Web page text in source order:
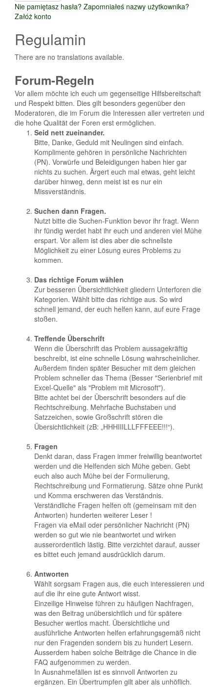
Nie pamiętasz hasła? Zapomniałeś nazwy użytkownika?
Załóż konto
Regulamin
There are no translations available.
Forum-Regeln
Vor allem möchte ich euch um gegenseitige Hilfsbereitschaft
und Respekt bitten. Dies gilt besonders gegenüber den
Moderatoren, die im Forum die Interessen aller vertreten und
die hohe Qualität der Foren erst ermöglichen.
Seid nett zueinander.
Bitte, Danke, Geduld mit Neulingen sind einfach.
Komplimente gehören in persönliche Nachrichten
(PN). Vorwürfe und Beleidigungen haben hier gar
nichts zu suchen. Ärgert euch mal etwas, geht leicht
darüber hinweg, denn meist ist es nur ein
Missverständnis.
Suchen dann Fragen.
Nutzt bitte die Suchen-Funktion bevor ihr fragt. Wenn
ihr fündig werdet habt ihr euch und anderen viel Mühe
erspart. Vor allem ist dies aber die schnellste
Möglichkeit zu einer Lösung eures Problems zu
kommen.
Das richtige Forum wählen
Zur besseren Übersichtlichkeit gliedern Unterforen die
Kategorien. Wählt bitte das richtige aus. So wird
schnell jemand, der euch helfen kann, auf eure Frage
stoßen.
Treffende Überschrift
Wenn die Überschrift das Problem aussagekräftig
beschreibt, ist eine schnelle Lösung wahrscheinlicher.
Außerdem finden später Besucher mit dem gleichen
Problem schneller das Thema (Besser "Serienbrief mit
Excel-Quelle" als "Problem mit Microsoft").
Bitte achtet bei der Überschrift besonders auf die
Rechtschreibung. Mehrfache Buchstaben und
Satzzeichen, sowie Großschrift stören die
Übersichtlichkeit (zB: „HHHIIILLLFFFEEE!!!“).
Fragen
Denkt daran, dass Fragen immer freiwillig beantwortet
werden und die Helfenden sich Mühe geben. Gebt
euch also auch Mühe bei der Formulierung,
Rechtschreibung und Formatierung. Sätze ohne Punkt
und Komma erschweren das Verständnis.
Verständliche Fragen helfen oft (gemeinsam mit den
Antworten) hunderten weiterer Leser !
Fragen via eMail oder persönlicher Nachricht (PN)
werden so gut wie nie beantwortet und wirken
ausserordentlich lästig. Bitte verzichtet darauf, ausser
es bittet euch jemand ausdrücklich darum.
Antworten
Wählt sorgsam Fragen aus, die euch interessieren und
auf die ihr eine gute Antwort wisst.
Einzeilige Hinweise führen zu häufigen Nachfragen,
was den Beitrag unübersichtlich und für spätere
Besucher wertlos macht. Übersichtliche und
ausführliche Antworten helfen erfahrungsgemäß nicht
nur den Fragenden sondern bis zu hundert Lesern.
Ausserdem haben solche Beiträge die Chance in die
FAQ aufgenommen zu werden.
In Ausnahmefällen ist es sinnvoll Antworten zu
ergänzen. Ein Übertrumpfen gilt aber als unhöflich.